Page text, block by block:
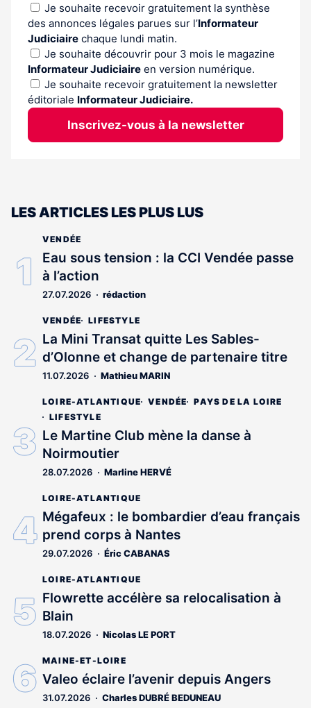
Je souhaite recevoir gratuitement la synthèse
des annonces légales parues sur l’Informateur
Judiciaire chaque lundi matin.
Je souhaite découvrir pour 3 mois le magazine
Informateur Judiciaire en version numérique.
Je souhaite recevoir gratuitement la newsletter
éditoriale Informateur Judiciaire.
Inscrivez-vous à la newsletter
LES ARTICLES LES PLUS LUS
VENDÉE
Eau sous tension : la CCI Vendée passe
à l’action
27.07.2026 rédaction
VENDÉE LIFESTYLE
La Mini Transat quitte Les Sables-
d’Olonne et change de partenaire titre
11.07.2026 Mathieu MARIN
LOIRE-ATLANTIQUE VENDÉE
PAYS DE LA LOIRE
LIFESTYLE
Le Martine Club mène la danse à
Noirmoutier
28.07.2026 Marline HERVÉ
LOIRE-ATLANTIQUE
Mégafeux : le bombardier d’eau français
prend corps à Nantes
29.07.2026 Éric CABANAS
LOIRE-ATLANTIQUE
Flowrette accélère sa relocalisation à
Blain
18.07.2026 Nicolas LE PORT
MAINE-ET-LOIRE
Valeo éclaire l’avenir depuis Angers
31.07.2026 Charles DUBRÉ BEDUNEAU